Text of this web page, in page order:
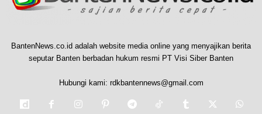
BantenNews.co.id adalah website media online yang menyajikan berita
seputar Banten berbadan hukum resmi PT Visi Siber Banten
Hubungi kami: rdkbantennews@gmail.com